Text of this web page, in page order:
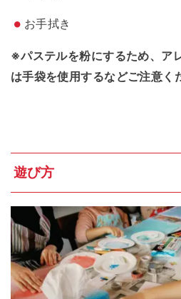
お手拭き
※パステルを粉にするため、ア
は手袋を使用するなどご注意く
遊び方